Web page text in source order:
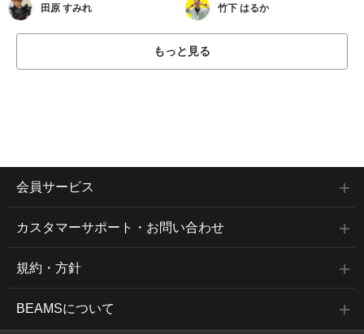
田原 すみれ 竹下 はるか
もっと見る
会員サービス
カスタマーサポート・お問い合わせ
規約・方針
BEAMSについて